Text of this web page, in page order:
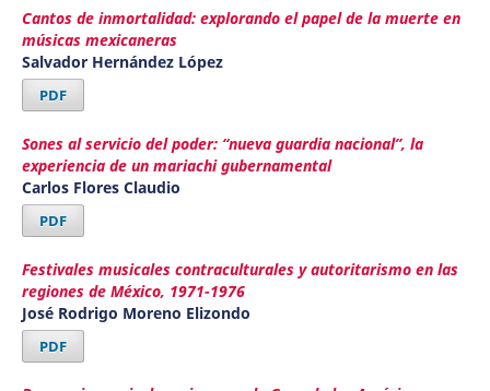
Cantos de inmortalidad: explorando el papel de la muerte en
músicas mexicaneras
Salvador Hernández López
PDF
Sones al servicio del poder: “nueva guardia nacional”, la
experiencia de un mariachi gubernamental
Carlos Flores Claudio
PDF
Festivales musicales contraculturales y autoritarismo en las
regiones de México, 1971-1976
José Rodrigo Moreno Elizondo
PDF